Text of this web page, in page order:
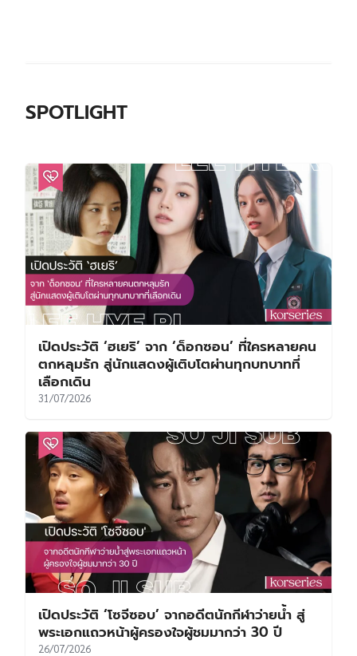
SPOTLIGHT
เปิดประวัติ ‘ฮเยริ’ จาก ‘ด็อกซอน’ ที่ใครหลายคน
ตกหลุมรัก สู่นักแสดงผู้เติบโตผ่านทุกบทบาทที่
เลือกเดิน
31/07/2026
เปิดประวัติ ‘โซจีซอบ’ จากอดีตนักกีฬาว่ายน้ำ สู่
พระเอกแถวหน้าผู้ครองใจผู้ชมมากว่า 30 ปี
26/07/2026